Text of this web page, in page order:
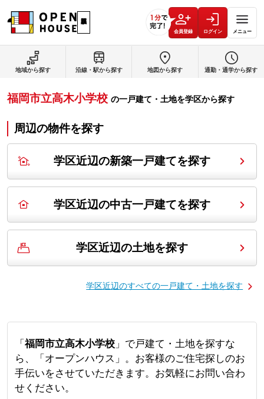
会員登録 ログイン メニュー
地域から探す 沿線・駅から探す 地図から探す 通勤・通学から探す
福岡市立高木小学校 の一戸建て・土地を学区から探す
周辺の物件を探す
学区近辺の新築一戸建てを探す
学区近辺の中古一戸建てを探す
学区近辺の土地を探す
学区近辺のすべての一戸建て・土地を探す
「福岡市立高木小学校」で戸建て・土地を探すな
ら、「オープンハウス」。お客様のご住宅探しのお
手伝いをさせていただきます。お気軽にお問い合わ
せください。